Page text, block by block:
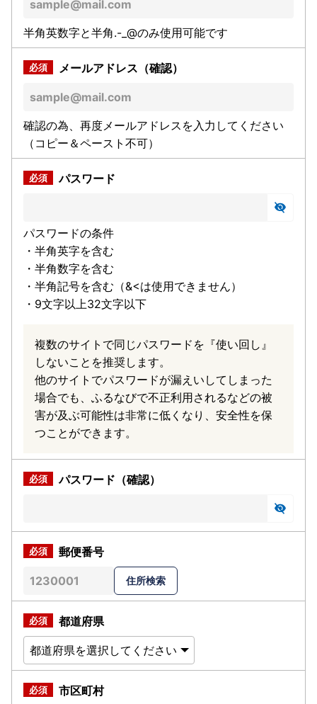
半角英数字と半角.-_@のみ使用可能です
メールアドレス（確認）
確認の為、再度メールアドレスを入力してください
（コピー＆ペースト不可）
パスワード
パスワードの条件
・半角英字を含む
・半角数字を含む
・半角記号を含む（&<は使用できません）
・9文字以上32文字以下
複数のサイトで同じパスワードを『使い回し』
しないことを推奨します。
他のサイトでパスワードが漏えいしてしまった
場合でも、ふるなびで不正利用されるなどの被
害が及ぶ可能性は非常に低くなり、安全性を保
つことができます。
パスワード（確認）
郵便番号
都道府県
市区町村